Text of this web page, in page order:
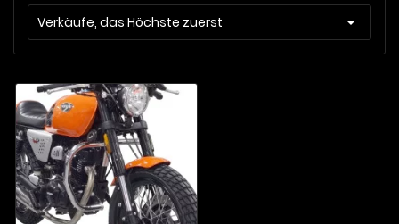
Verkäufe, das Höchste zuerst 